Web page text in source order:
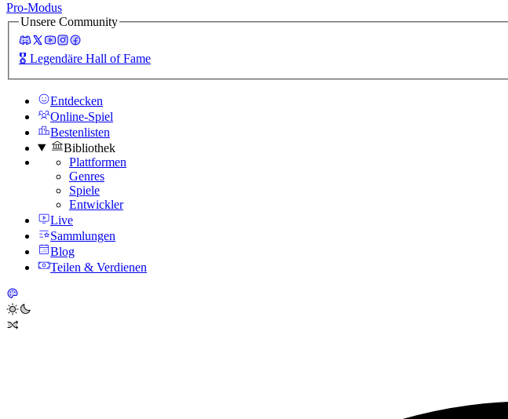
Pro-Modus
Unsere Community
🎖️ Legendäre Hall of Fame
Entdecken
Online-Spiel
Bestenlisten
Bibliothek
Plattformen
Genres
Spiele
Entwickler
Live
Sammlungen
Blog
Teilen & Verdienen